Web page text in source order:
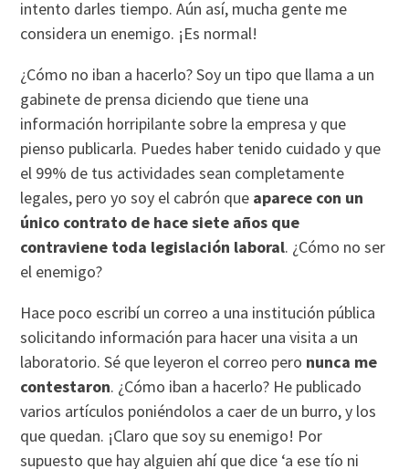
intento darles tiempo. Aún así, mucha gente me
considera un enemigo. ¡Es normal!
¿Cómo no iban a hacerlo? Soy un tipo que llama a un
gabinete de prensa diciendo que tiene una
información horripilante sobre la empresa y que
pienso publicarla. Puedes haber tenido cuidado y que
el 99% de tus actividades sean completamente
legales, pero yo soy el cabrón que aparece con un
único contrato de hace siete años que
contraviene toda legislación laboral. ¿Cómo no ser
el enemigo?
Hace poco escribí un correo a una institución pública
solicitando información para hacer una visita a un
laboratorio. Sé que leyeron el correo pero nunca me
contestaron. ¿Cómo iban a hacerlo? He publicado
varios artículos poniéndolos a caer de un burro, y los
que quedan. ¡Claro que soy su enemigo! Por
supuesto que hay alguien ahí que dice ‘a ese tío ni